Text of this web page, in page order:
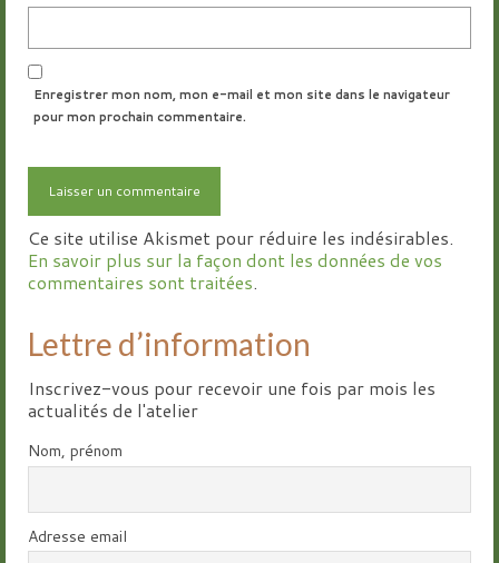
Enregistrer mon nom, mon e-mail et mon site dans le navigateur
pour mon prochain commentaire.
Ce site utilise Akismet pour réduire les indésirables.
En savoir plus sur la façon dont les données de vos
commentaires sont traitées.
Lettre d’information
Inscrivez-vous pour recevoir une fois par mois les
actualités de l'atelier
Nom, prénom
Adresse email